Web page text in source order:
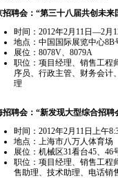
招聘会：“第三十八届共创未来
时间：2012年2月11日—2月
地点：中国国际展览中心8B
展位：8078V、8079A
职位：项目经理、销售工程
序员、行政主管、财务会计
理
招聘会：“新发现大型综合招聘
时间：2012年2月11日上午
地点：上海市八万人体育场
展位：机械区31看台45、46
职位：项目经理、销售工程
售助理、技术助理、电话销